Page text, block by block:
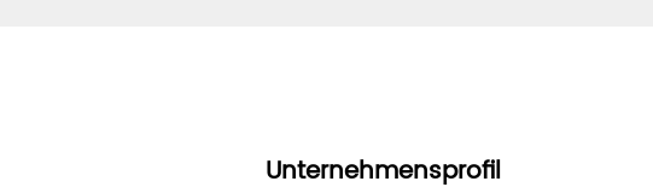
Unternehmensprofil